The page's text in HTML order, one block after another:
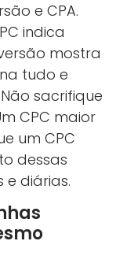
e CPA.
indica
mostra
tudo e
sacrifique
CPC maior
um CPC
dessas
diárias.